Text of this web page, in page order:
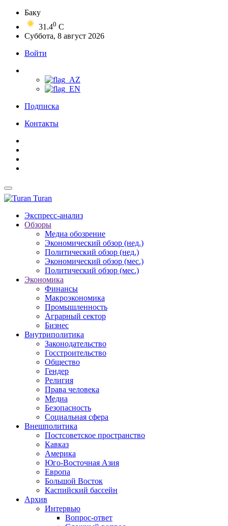
Баку
31.40 C
Суббота, 8 август 2026
Войти
Подписка
Контакты
Turan
Экспресс-анализ
Обзоры
Медиа обозрение
Экономический обзор (нед.)
Политический обзор (нед.)
Экономический обзор (мес.)
Политический обзор (мес.)
Экономика
Финансы
Макроэкономика
Промышленность
Аграрный сектор
Бизнес
Внутриполитика
Законодательство
Госстроительство
Общество
Гендер
Религия
Права человека
Медиа
Безопасность
Социальная сфера
Внешполитика
Постсоветское пространство
Кавказ
Америка
Юго-Восточная Азия
Европа
Большой Восток
Каспийский бассейн
Архив
Интервью
Вопрос-ответ